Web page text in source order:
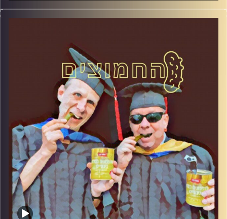
המערכת הפוליטית על ספת הפסיכולוג, עם פרופסור בועז בן-
דוד ופרופסור גלעד הירשברגר.